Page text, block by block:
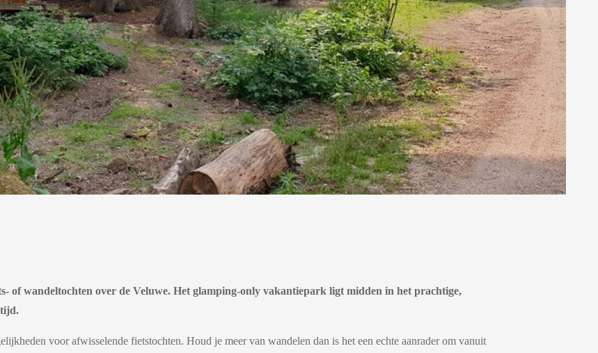
of wandeltochten over de Veluwe. Het glamping-only vakantiepark ligt midden in het prachtige,
tijd.
voor afwisselende fietstochten. Houd je meer van wandelen dan is het een echte aanrader om vanuit